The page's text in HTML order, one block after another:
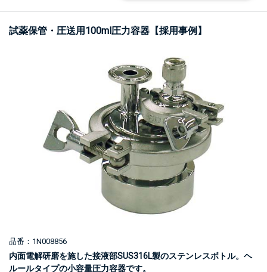
試薬保管・圧送用100ml圧力容器【採用事例】
品番：1N008856
内面電解研磨を施した接液部SUS316L製のステンレスボトル。ヘ
ルールタイプの小容量圧力容器です。